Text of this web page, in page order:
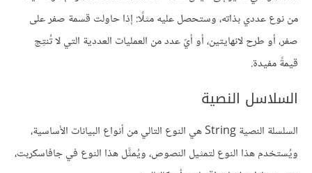
من نوع عددي بذاته، وستحصل عليه مثلًا: إذا حاولت قسمة صفر على
صفر، أو طرح لانهايتين، أو أيّ عدد من العمليات العددية التي لا تُنتِج
قيمةً مفيدة.
السلاسل النصية
السلسلة النصية String هي النوع التالي من أنواع البيانات الأساسية،
ويُستخدم هذا النوع لتمثيل النصوص، ويُمثَّل هذا النوع في جافاسكربت،